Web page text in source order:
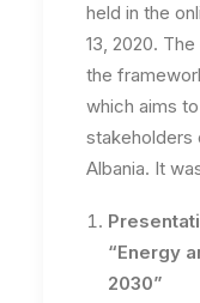
held in the
13, 2020.
the
which aims
stakeholders
Albania. It
“Energy
2030”